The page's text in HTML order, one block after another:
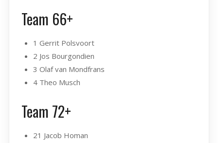
Team 66+
1 Gerrit Polsvoort
2 Jos Bourgondien
3 Olaf van Mondfrans
4 Theo Musch
Team 72+
21 Jacob Homan